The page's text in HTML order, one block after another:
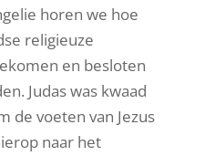
horen we hoe
religieuze
en besloten
Judas was kwaad
de voeten van Jezus
naar het